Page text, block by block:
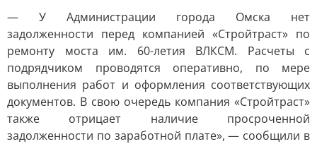
— У Администрации города Омска нет
задолженности перед компанией «Стройтраст» по
ремонту моста им. 60-летия ВЛКСМ. Расчеты с
подрядчиком проводятся оперативно, по мере
выполнения работ и оформления соответствующих
документов. В свою очередь компания «Стройтраст»
также отрицает наличие просроченной
задолженности по заработной плате», — сообщили в